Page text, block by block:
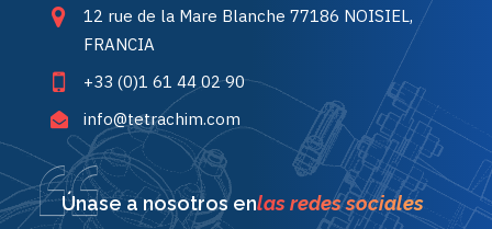
12 rue de la Mare Blanche 77186 NOISIEL,
FRANCIA
+33 (0)1 61 44 02 90
info@tetrachim.com
Únase a nosotros enlas redes sociales